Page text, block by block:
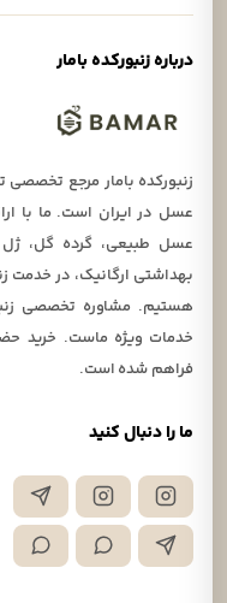
ما را دنبال کنید
درباره زنبورکده بامار
زنبورکده بامار مرجع تخصصی
عسل در ایران است. ما با
عسل طبیعی، گرده گل، ژل
بهداشتی ارگانیک، در خدمت
هستیم. مشاوره تخصصی
خدمات ویژه ماست. خرید
فراهم شده است.